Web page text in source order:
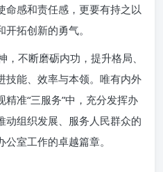
命感和责任感，更要有持之以
拓创新的勇气。
不断磨砺内功，提升格局、
技能、效率与本领。唯有内外
准“三服务”中，充分发挥办
动组织发展、服务人民群众的
室工作的卓越篇章。